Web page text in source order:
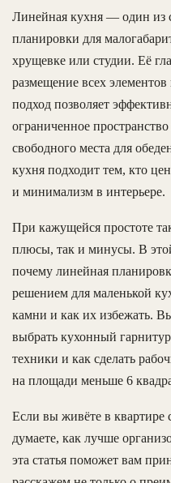
Линейная кухня — один из
планировки для
хрущевке или студии. Её
размещение всех
подход позволяет
ограниченное
свободного места для
кухня подходит тем, кто
и минимализм в интерьере.
При кажущейся простоте
плюсы, так и минусы. В
почему линейная
решением для маленькой
камни и как их избежать.
выбрать кухонный
техники и как сделать
на площади меньше 6
Если вы живёте в
думаете, как лучше
эта статья поможет вам